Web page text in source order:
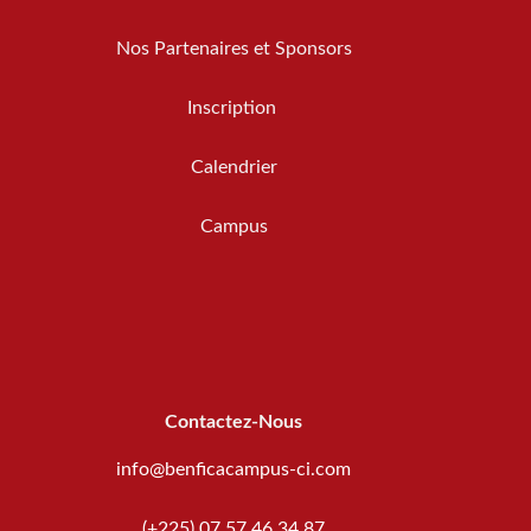
Nos Partenaires et Sponsors
Inscription
Calendrier
Campus
Contactez-Nous
info@benficacampus-ci.com